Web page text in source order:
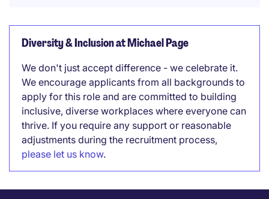
Diversity & Inclusion at Michael Page
We don't just accept difference - we celebrate it.
We encourage applicants from all backgrounds to
apply for this role and are committed to building
inclusive, diverse workplaces where everyone can
thrive. If you require any support or reasonable
adjustments during the recruitment process,
please let us know.